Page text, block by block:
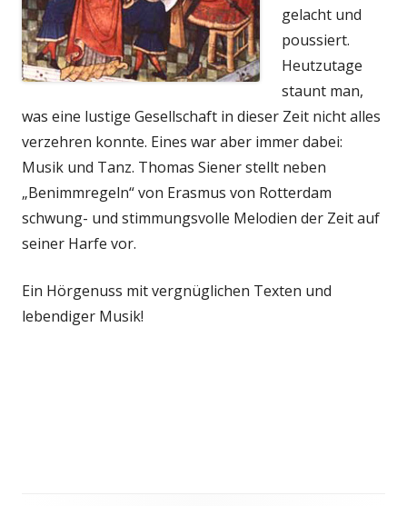
gelacht und
poussiert.
Heutzutage
staunt man,
was eine lustige Gesellschaft in dieser Zeit nicht alles
verzehren konnte. Eines war aber immer dabei:
Musik und Tanz. Thomas Siener stellt neben
„Benimmregeln“ von Erasmus von Rotterdam
schwung- und stimmungsvolle Melodien der Zeit auf
seiner Harfe vor.
Ein Hörgenuss mit vergnüglichen Texten und
lebendiger Musik!